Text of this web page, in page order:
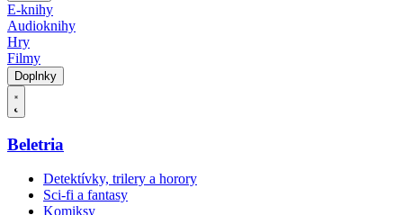
E-knihy
Audioknihy
Hry
Filmy
Doplnky
Beletria
Detektívky, trilery a horory
Sci-fi a fantasy
Komiksy